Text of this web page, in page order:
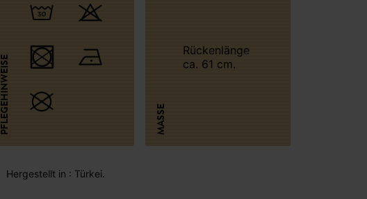
PFLEGEHINWEISE MASSE
Rückenlänge
ca. 61 cm.
Hergestellt in : Türkei.